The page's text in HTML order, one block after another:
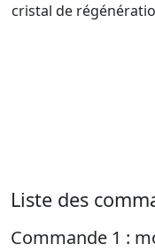
cristal de
Liste des
Commande 1 :